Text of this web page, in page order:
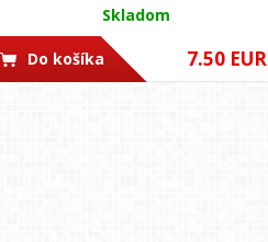
Skladom
7.50 EUR
Do košíka